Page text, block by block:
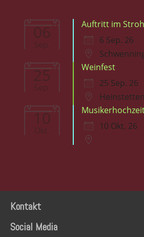
06
Sep.
Auftritt im
6 Sep. 26
25
Sep.
Weinfest
25 Sep. 26
Heinstetten
10
Okt.
10 Okt. 26
Kontakt
Social Media